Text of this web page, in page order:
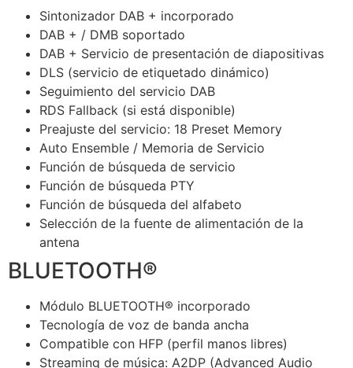
Sintonizador DAB + incorporado
DAB + / DMB soportado
DAB + Servicio de presentación de diapositivas
DLS (servicio de etiquetado dinámico)
Seguimiento del servicio DAB
RDS Fallback (si está disponible)
Preajuste del servicio: 18 Preset Memory
Auto Ensemble / Memoria de Servicio
Función de búsqueda de servicio
Función de búsqueda PTY
Función de búsqueda del alfabeto
Selección de la fuente de alimentación de la
antena
BLUETOOTH®
Módulo BLUETOOTH® incorporado
Tecnología de voz de banda ancha
Compatible con HFP (perfil manos libres)
Streaming de música: A2DP (Advanced Audio